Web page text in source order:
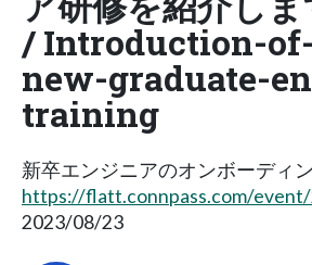
/ Introduction-
new-graduate-
training
新卒エンジニアのオンボーディ
https://flatt.connpass.com/
2023/08/23